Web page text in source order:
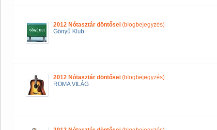
2012 Nótasztár döntősei (blogbejegyzés)
Gönyű Klub
2012 Nótasztár döntősei (blogbejegyzés)
ROMA VILÁG